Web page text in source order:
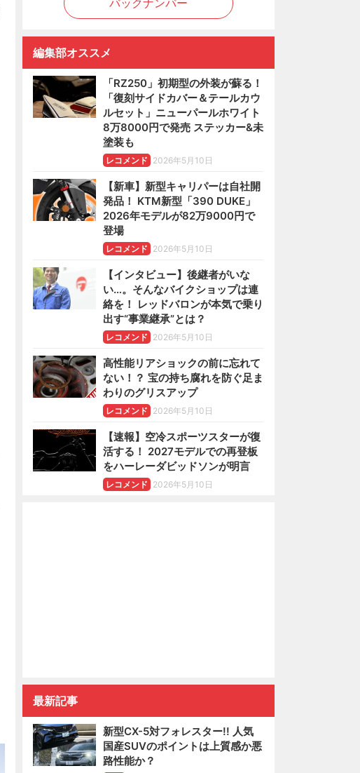
バックナンバー
編集部オススメ
「RZ250」初期型の外装が蘇る！
「復刻サイドカバー＆テールカウ
ルセット」ニューパールホワイト
8万8000円で発売 ステッカー&未
塗装も
レコメンド 2026年5月10日
【新車】新型キャリパーは自社開
発品！ KTM新型「390 DUKE」
2026年モデルが82万9000円で
登場
レコメンド 2026年5月10日
【インタビュー】後継者がいな
い…。そんなバイクショップは連
絡を！ レッドバロンが本気で乗り
出す“事業継承”とは？
レコメンド 2026年5月10日
高性能リアショックの前に忘れて
ない！？ 宝の持ち腐れを防ぐ足ま
わりのグリスアップ
レコメンド 2026年5月10日
【速報】空冷スポーツスターが復
活する！ 2027モデルでの再登板
をハーレーダビッドソンが明言
レコメンド 2026年5月10日
最新記事
新型CX-5対フォレスター!! 人気
国産SUVのポイントは上質感か悪
路性能か？